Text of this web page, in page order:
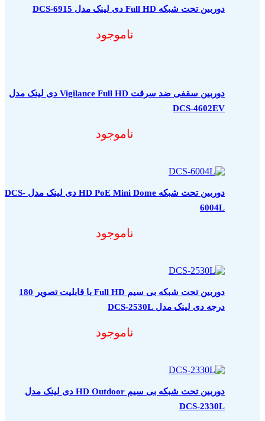
دوربین تحت شبکه Full HD دی لینک مدل DCS-6915
ناموجود
دوربین سقفی ضد سرقت Vigilance Full HD دی لینک مدل
DCS-4602EV
ناموجود
دوربین تحت شبکه HD PoE Mini Dome دی لینک مدل DCS-
6004L
ناموجود
دوربین تحت شبکه بی سیم Full HD با قابلیت تصویر 180
درجه دی لینک مدل DCS-2530L
ناموجود
دوربین تحت شبکه بی سیم HD Outdoor دی لینک مدل
DCS-2330L